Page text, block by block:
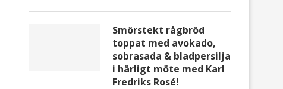
Smörstekt rågbröd
toppat med avokado,
sobrasada & bladpersilja
i härligt möte med Karl
Fredriks Rosé!